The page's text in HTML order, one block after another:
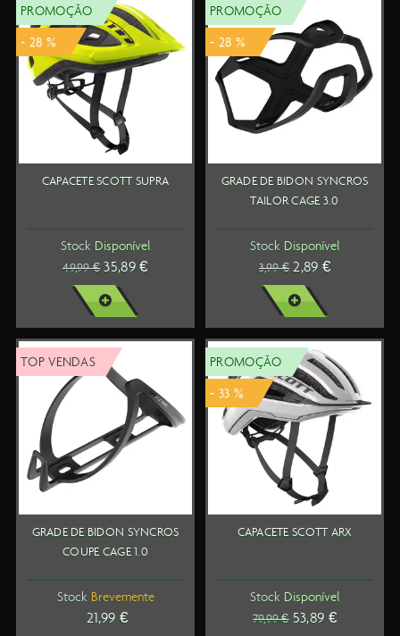
PROMOÇÃO
- 28 %
CAPACETE SCOTT SUPRA
Stock Disponível
49,99 € 35,89 €
VER MAIS
PROMOÇÃO
- 28 %
GRADE DE BIDON SYNCROS
TAILOR CAGE 3.0
Stock Disponível
3,99 € 2,89 €
VER MAIS
TOP VENDAS
GRADE DE BIDON SYNCROS
COUPE CAGE 1.0
Stock Brevemente
21,99 €
PROMOÇÃO
- 33 %
CAPACETE SCOTT ARX
Stock Disponível
79,99 € 53,89 €